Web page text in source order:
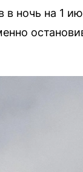
в ночь на 1